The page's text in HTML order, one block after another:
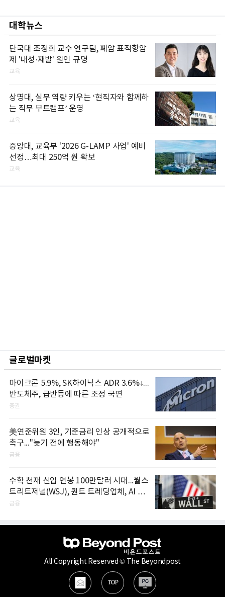
대학뉴스
단국대 조정희 교수 연구팀, 폐암 표적항암
제 '내성·재발' 원인 규명
교육
상명대, 실무 역량 키우는 ‘현직자와 함께하
는 직무 부트캠프’ 운영
교육
중앙대, 교육부 '2026 G-LAMP 사업' 예비
선정…최대 250억 원 확보
교육
글로벌마켓
마이크론 5.9%, SK하이닉스 ADR 3.6%↓...
반도체주, 급반등에 따른 조정 국면
증권
美연준위원 3인, 기준금리 인상 공개적으로
촉구..."늦기 전에 행동해야"
금융
수학 천재 신입 연봉 100만달러 시대...월스
트리트저널(WSJ), 퀀트 트레딩업체, AI 기
업들 인재 확보 경쟁
금융
All Copyright Reserved © The Beyondpost